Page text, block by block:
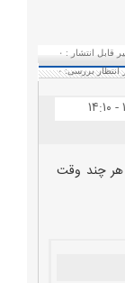
قابل انتشار : ۰
انتظار بررسی:۰
بالابر صنعتی ۱ تن هر چند وقت